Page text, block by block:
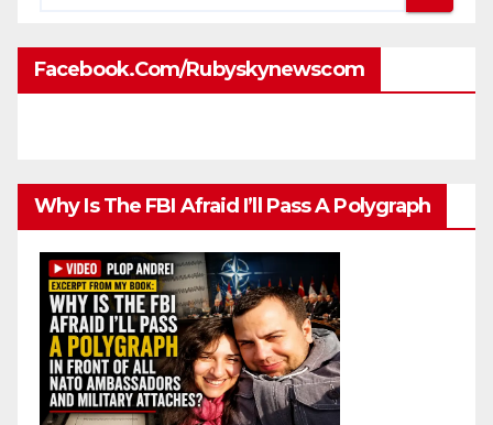
Facebook.com/rubyskynewscom
Why Is The FBI Afraid I’ll Pass A Polygraph